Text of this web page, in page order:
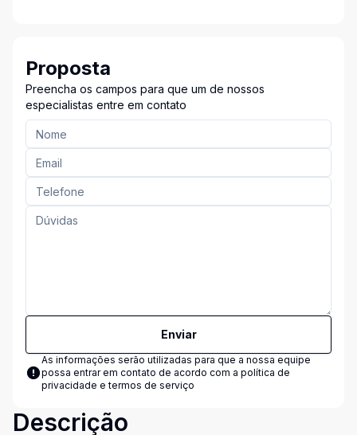
Proposta
Preencha os campos para que um de nossos
especialistas entre em contato
Enviar
As informações serão utilizadas para que a nossa equipe
possa entrar em contato de acordo com a política de
privacidade e termos de serviço
Descrição